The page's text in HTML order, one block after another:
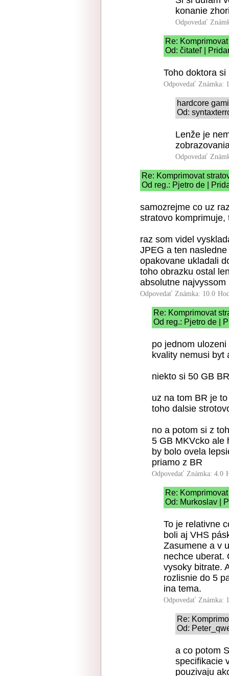
konanie
Odpovedať
Re:
Od: čitateľ |
Toho doktora
Odpovedať Známka:
hardcore
Od:
Lenže je
Odpovedať
Re: Komprimovat
Od reg.: Pjetro de |
samozrejme co uz
stratovo
raz som videl
JPEG a ten
opakovane ukladali
toho obrazku ostal
absolutne
Odpovedať Známka: 10.0
Re: Komprimovat
Od reg.: Pjetro de |
po jednom
kvality nemusi byt
niekto si 50 GB
uz na tom BR je
toho dalsie
no a potom si z
5 GB MKVcko ale
by bolo ovela
priamo z BR
Odpovedať Známka: 4.0
Re:
Od: Murkoslav |
To je relativne
boli aj VHS
Zasumene a v
nechce uberat.
vysoky bitrate.
rozlisnie do 5
ina tema.
Odpovedať Známka:
Re:
Od:
a co potom
specifikacie
pouzivaju